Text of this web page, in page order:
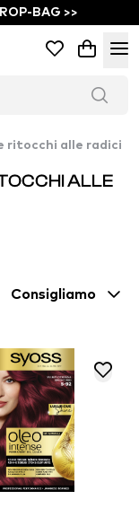
BAG >>
ritocchi alle radici
ALLE
Consigliamo